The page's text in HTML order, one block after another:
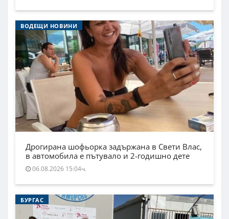
ВОДЕЩИ НОВИНИ
Дрогирана шофьорка задържана в Свети Влас,
в автомобила е пътувало и 2-годишно дете
06.08.2026 15:04ч.
БУРГАС